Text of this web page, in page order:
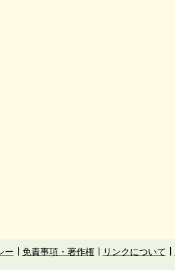
ー 免責事項・著作権 リンクについて